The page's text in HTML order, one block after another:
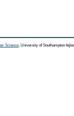
Science , University of Southampton